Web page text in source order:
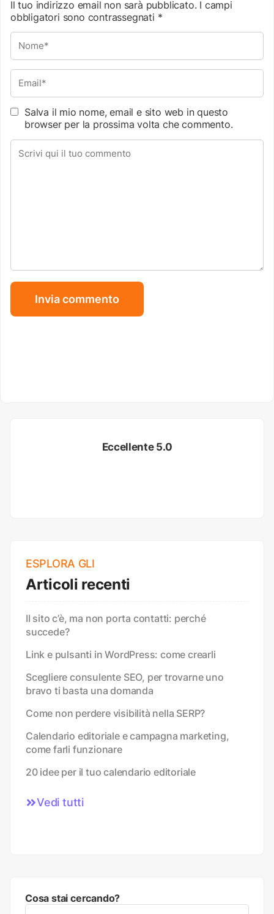
Il tuo indirizzo email non sarà pubblicato. I campi
obbligatori sono contrassegnati *
Salva il mio nome, email e sito web in questo
browser per la prossima volta che commento.
Eccellente 5.0
ESPLORA GLI
Articoli recenti
Il sito c’è, ma non porta contatti: perché
succede?
Link e pulsanti in WordPress: come crearli
Scegliere consulente SEO, per trovarne uno
bravo ti basta una domanda
Come non perdere visibilità nella SERP?
Calendario editoriale e campagna marketing,
come farli funzionare
20 idee per il tuo calendario editoriale
Vedi tutti
Cosa stai cercando?